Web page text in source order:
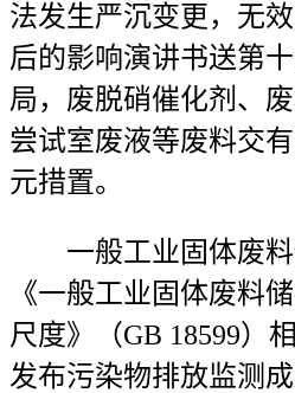
法发生严沉变更，无
后的影响演讲书送第
局，废脱硝催化剂、
尝试室废液等废料交
元措置。
一般工业固体废料
《一般工业固体废料
尺度》（GB 18599）
发布污染物排放监测